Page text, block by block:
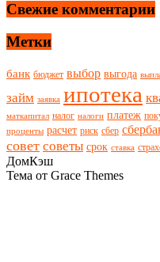
Свежие комментарии
Метки
банк бюджет выбор выгода
займ заявка ипотека
маткапитал налог налоги платеж
проценты расчет риск сбер
совет советы срок ставка
ДомКэш
Тема от Grace Themes